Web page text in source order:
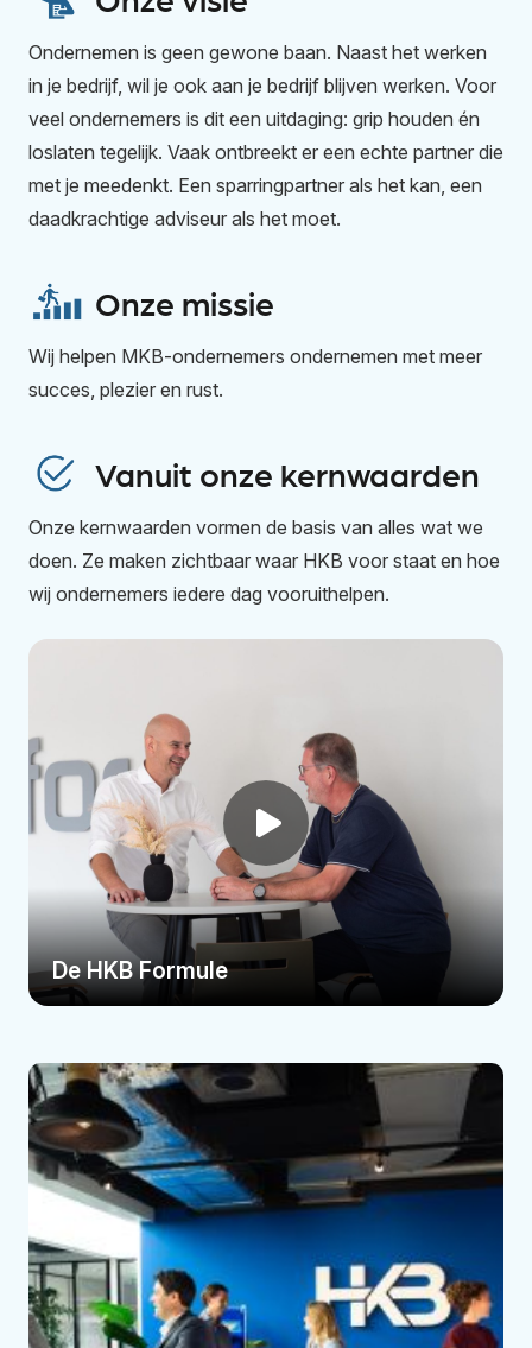
Ondernemen is geen gewone baan. Naast het werken
in je bedrijf, wil je ook aan je bedrijf blijven werken. Voor
veel ondernemers is dit een uitdaging: grip houden én
loslaten tegelijk. Vaak ontbreekt er een echte partner die
met je meedenkt. Een sparringpartner als het kan, een
daadkrachtige adviseur als het moet.
Onze missie
Wij helpen MKB-ondernemers ondernemen met meer
succes, plezier en rust.
Vanuit onze kernwaarden
Onze kernwaarden vormen de basis van alles wat we
doen. Ze maken zichtbaar waar HKB voor staat en hoe
wij ondernemers iedere dag vooruithelpen.